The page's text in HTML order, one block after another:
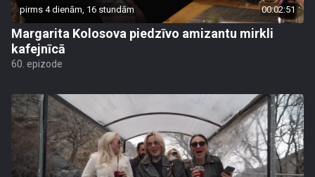
pirms 4 dienām, 16 stundām 00:02:51
Margarita Kolosova piedzīvo amizantu mirkli
kafejnīcā
60. epizode